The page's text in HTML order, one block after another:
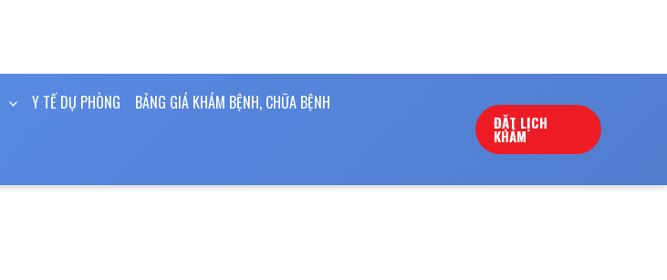
Y TẾ DỰ PHÒNG BẢNG GIÁ KHÁM BỆNH, CHỮA BỆNH
ĐẶT LỊCH
KHÁM